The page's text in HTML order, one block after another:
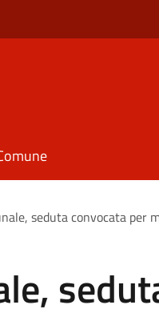
seduta convocata per